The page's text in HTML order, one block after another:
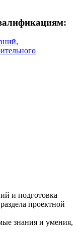
и подготовка
проектной
знания и умения,